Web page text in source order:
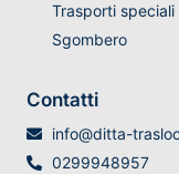
Trasporti speciali
Sgombero
Contatti
info@ditta-
0299948957